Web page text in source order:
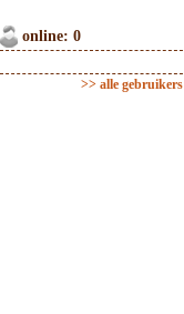
online: 0
>> alle gebruikers